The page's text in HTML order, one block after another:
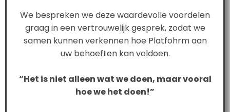
We bespreken we deze waardevolle voordelen
graag in een vertrouwelijk gesprek, zodat we
samen kunnen verkennen hoe Platfohrm aan
uw behoeften kan voldoen.
“Het is niet alleen wat we doen, maar vooral
hoe we het doen!”